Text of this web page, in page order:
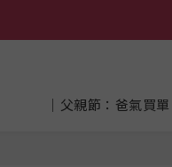
│父親節：爸氣買單